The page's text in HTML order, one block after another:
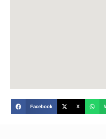
Facebook X